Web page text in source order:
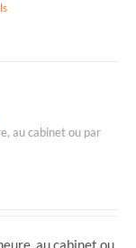
au cabinet ou par
au cabinet ou